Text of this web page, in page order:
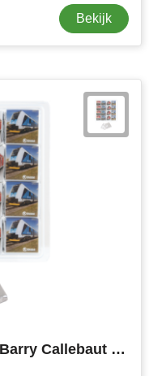
Bekijk
Transparante box 16 x 5 gr. Barry Callebaut chocolade